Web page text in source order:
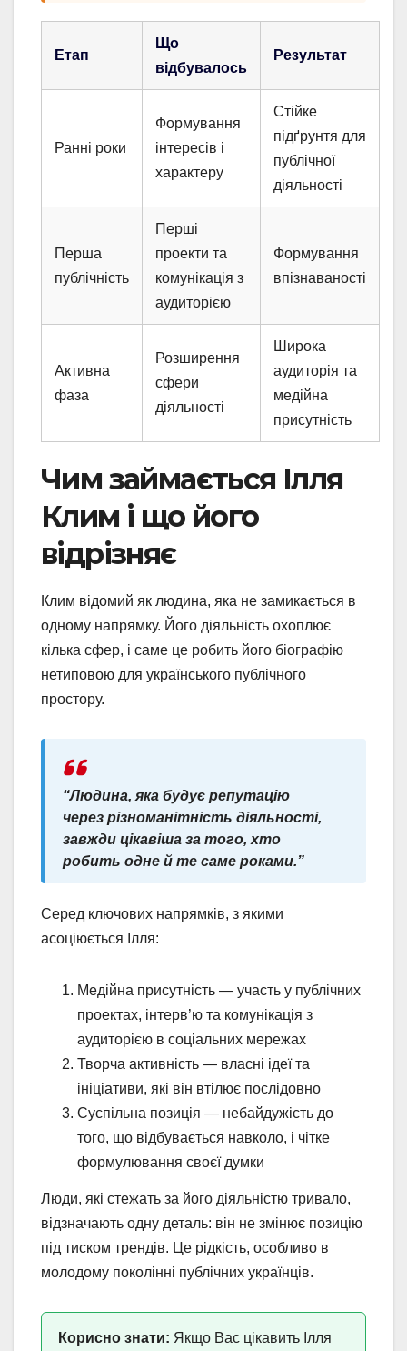
Етап
Що
відбувалось
Результат
Ранні роки
Формування
інтересів і
характеру
Стійке
підґрунтя для
публічної
діяльності
Перша
публічність
Перші
проекти та
комунікація з
аудиторією
Формування
впізнаваності
Активна
фаза
Розширення
сфери
діяльності
Широка
аудиторія та
медійна
присутність
Чим займається Ілля
Клим і що його
відрізняє
Клим відомий як людина, яка не замикається в
одному напрямку. Його діяльність охоплює
кілька сфер, і саме це робить його біографію
нетиповою для українського публічного
простору.
“Людина, яка будує репутацію
через різноманітність діяльності,
завжди цікавіша за того, хто
робить одне й те саме роками.”
Серед ключових напрямків, з якими
асоціюється Ілля:
Медійна присутність — участь у публічних
проектах, інтерв’ю та комунікація з
аудиторією в соціальних мережах
Творча активність — власні ідеї та
ініціативи, які він втілює послідовно
Суспільна позиція — небайдужість до
того, що відбувається навколо, і чітке
формулювання своєї думки
Люди, які стежать за його діяльністю тривало,
відзначають одну деталь: він не змінює позицію
під тиском трендів. Це рідкість, особливо в
молодому поколінні публічних українців.
Корисно знати: Якщо Вас цікавить Ілля